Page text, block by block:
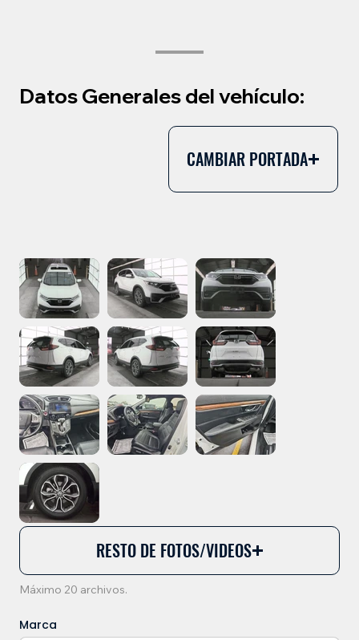
CAMBIAR PORTADA
RESTO DE FOTOS/VIDEOS
Máximo 20 archivos.
Datos Generales del vehículo:
Marca